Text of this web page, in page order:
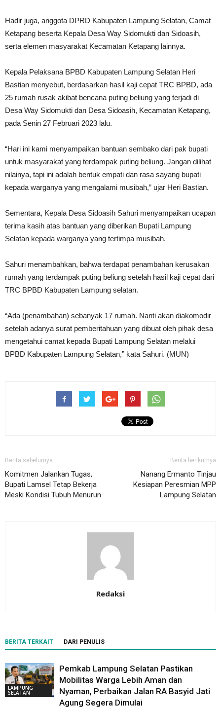
Hadir juga, anggota DPRD Kabupaten Lampung Selatan, Camat
Ketapang beserta Kepala Desa Way Sidomukti dan Sidoasih,
serta elemen masyarakat Kecamatan Ketapang lainnya.
Kepala Pelaksana BPBD Kabupaten Lampung Selatan Heri
Bastian menyebut, berdasarkan hasil kaji cepat TRC BPBD, ada
25 rumah rusak akibat bencana puting beliung yang terjadi di
Desa Way Sidomukti dan Desa Sidoasih, Kecamatan Ketapang,
pada Senin 27 Februari 2023 lalu.
“Hari ini kami menyampaikan bantuan sembako dari pak bupati
untuk masyarakat yang terdampak puting beliung. Jangan dilihat
nilainya, tapi ini adalah bentuk empati dan rasa sayang bupati
kepada warganya yang mengalami musibah,” ujar Heri Bastian.
Sementara, Kepala Desa Sidoasih Sahuri menyampaikan ucapan
terima kasih atas bantuan yang diberikan Bupati Lampung
Selatan kepada warganya yang tertimpa musibah.
Sahuri menambahkan, bahwa terdapat penambahan kerusakan
rumah yang terdampak puting beliung setelah hasil kaji cepat dari
TRC BPBD Kabupaten Lampung selatan.
“Ada (penambahan) sebanyak 17 rumah. Nanti akan diakomodir
setelah adanya surat pemberitahuan yang dibuat oleh pihak desa
mengetahui camat kepada Bupati Lampung Selatan melalui
BPBD Kabupaten Lampung Selatan,” kata Sahuri. (MUN)
Berita sebelumya
Komitmen Jalankan Tugas,
Bupati Lamsel Tetap Bekerja
Meski Kondisi Tubuh Menurun
Berita berikutnya
Nanang Ermanto Tinjau
Kesiapan Peresmian MPP
Lampung Selatan
Redaksi
BERITA TERKAIT DARI PENULIS
LAMPUNG
SELATAN
Pemkab Lampung Selatan Pastikan
Mobilitas Warga Lebih Aman dan
Nyaman, Perbaikan Jalan RA Basyid Jati
Agung Segera Dimulai